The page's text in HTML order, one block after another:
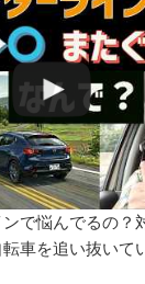
で悩んでるの？
車を追い抜いて